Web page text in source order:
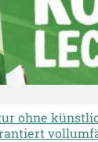
ohne